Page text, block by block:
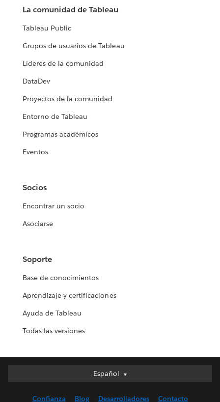
La comunidad de Tableau
Tableau Public
Grupos de usuarios de Tableau
Líderes de la comunidad
DataDev
Proyectos de la comunidad
Entorno de Tableau
Programas académicos
Eventos
Socios
Encontrar un socio
Asociarse
Soporte
Base de conocimientos
Aprendizaje y certificaciones
Ayuda de Tableau
Todas las versiones
Español
Español
English (UK)
Confianza Blog Desarrolladores Contacto